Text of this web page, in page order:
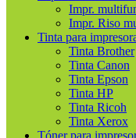
Impr.
Impr. Riso
Tinta para
Tinta Brother
Tinta Canon
Tinta Epson
Tinta HP
Tinta Ricoh
Tinta Xerox
Tóner para